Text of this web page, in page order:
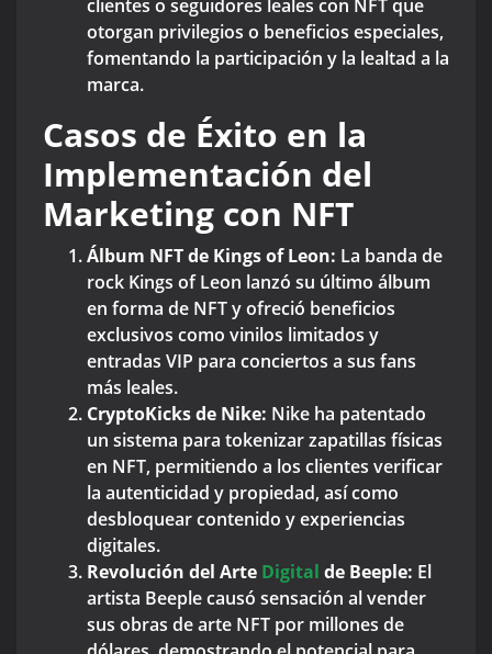
clientes o seguidores leales con NFT que
otorgan privilegios o beneficios especiales,
fomentando la participación y la lealtad a la
marca.
Casos de Éxito en la
Implementación del
Marketing con NFT
Álbum NFT de Kings of Leon: La banda de
rock Kings of Leon lanzó su último álbum
en forma de NFT y ofreció beneficios
exclusivos como vinilos limitados y
entradas VIP para conciertos a sus fans
más leales.
CryptoKicks de Nike: Nike ha patentado
un sistema para tokenizar zapatillas físicas
en NFT, permitiendo a los clientes verificar
la autenticidad y propiedad, así como
desbloquear contenido y experiencias
digitales.
Revolución del Arte Digital de Beeple: El
artista Beeple causó sensación al vender
sus obras de arte NFT por millones de